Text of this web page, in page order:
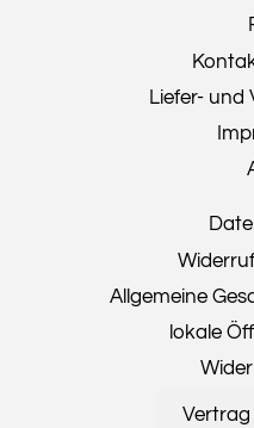
Liefer- und
Allgemeine
lokale